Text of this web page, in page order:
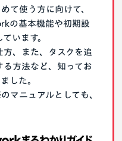
て使う方に向けて、
の基本機能や初期設
います。
方、また、タスクを追
方法など、知ってお
した。
マニュアルとしても、